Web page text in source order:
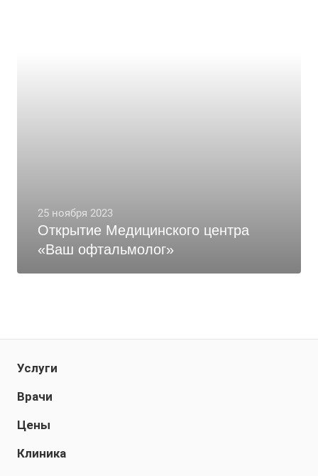
Открытие Медицинского центра
«Ваш офтальмолог»
25 ноября 2023
Услуги
Врачи
Цены
Клиника